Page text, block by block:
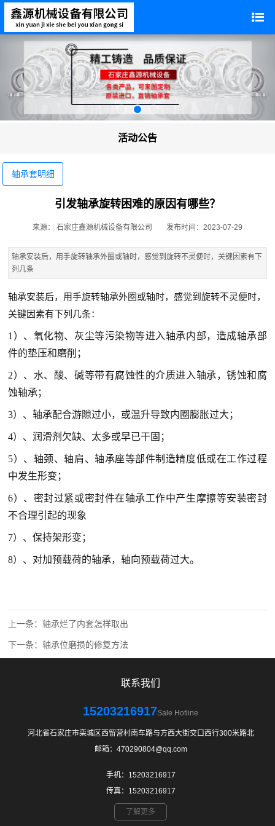
活动公告
轴承套明细
引发轴承旋转困难的原因有哪些？
来源： 石家庄鑫源机械设备有限公司 发布时间：2023-07-29
轴承安装后，用手旋转轴承外圈或轴时，感觉到旋转不灵便时，关键因素有下
列几条
轴承安装后，用手旋转轴承外圈或轴时，感觉到旋转不灵便时，
关键因素有下列几条：
1）、氧化物、灰尘等污染物等进入轴承内部，造成轴承部
件的垫压和磨削；
2）、水、酸、碱等带有腐蚀性的介质进入轴承，锈蚀和腐
蚀轴承；
3）、轴承配合游隙过小，或温升导致内圈膨胀过大；
4）、润滑剂欠缺、太多或早已干固；
5）、轴颈、轴肩、轴承座等部件制造精度低或在工作过程
中发生形变；
6）、密封过紧或密封件在轴承工作中产生摩擦等安装密封
不合理引起的现象
7）、保持架形变；
8）、对加预载荷的轴承，轴向预载荷过大。
上一条：轴承烂了内套怎样取出
下一条：轴承位磨损的修复方法
联系我们
15203216917Sale Hotline
河北省石家庄市栾城区西留营村南车路与方西大街交口西行300米路北
邮箱：470290804@qq.com
手机：15203216917
传真：15203216917
了解更多